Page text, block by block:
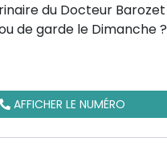
du Docteur Barozet
de garde le Dimanche ?
AFFICHER LE NUMÉRO